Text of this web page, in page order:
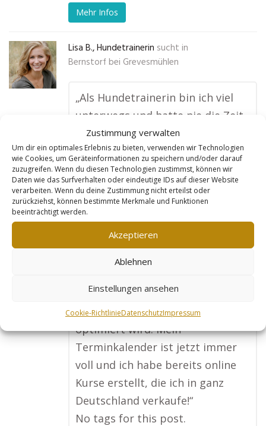
Zustimmung verwalten
Um dir ein optimales Erlebnis zu bieten, verwenden wir Technologien
wie Cookies, um Geräteinformationen zu speichern und/oder darauf
zuzugreifen. Wenn du diesen Technologien zustimmst, können wir
Daten wie das Surfverhalten oder eindeutige IDs auf dieser Website
verarbeiten. Wenn du deine Zustimmung nicht erteilst oder
zurückziehst, können bestimmte Merkmale und Funktionen
beeinträchtigt werden.
Akzeptieren
Ablehnen
Einstellungen ansehen
Cookie-RichtlinieDatenschutzImpressum
Mehr Infos
Lisa B., Hundetrainerin sucht in
Bernstorf bei Grevesmühlen
„Als Hundetrainerin bin ich viel
unterwegs und hatte nie die Zeit,
mich um eine Webseite zu
kümmern. Goldleads hat mir
diese Arbeit abgenommen und
eine großartige Seite erstellt, die
alle meine Kurse und Leistungen
zeigt. Jetzt finden mich
Hundebesitzer aus meiner Region
ganz einfach online, und ich
als früher. Besonders toll finde
ich, dass die Seite ständig
optimiert wird. Mein
Terminkalender ist jetzt immer
voll und ich habe bereits online
Kurse erstellt, die ich in ganz
Deutschland verkaufe!“
No tags for this post.